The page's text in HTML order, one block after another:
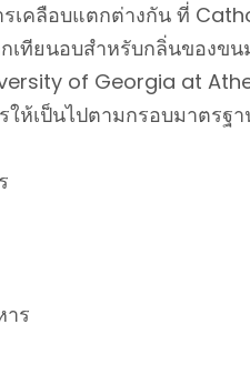
เคลือบแตกต่างกัน ที่
เทียนอบสำหรับกลิ่นของ
of Georgia at
ห้เป็นไปตามกรอบมาตร
ร